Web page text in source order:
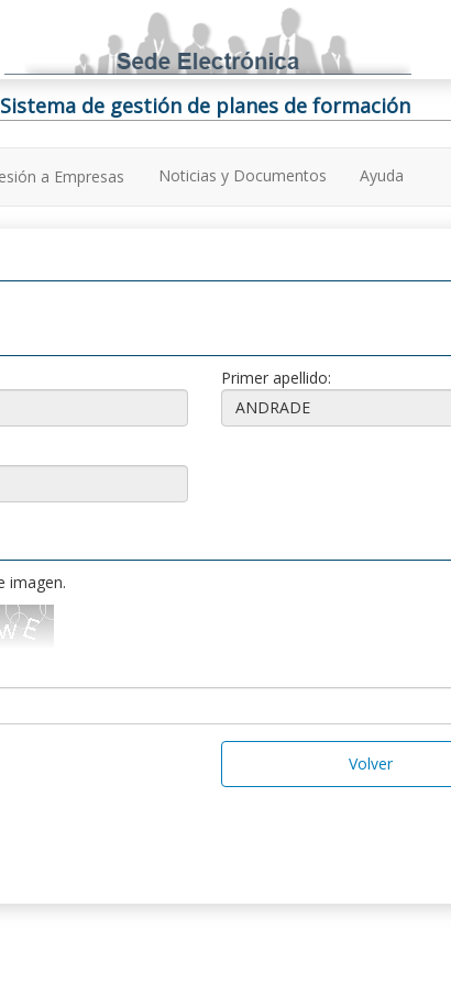
Sistema de gestión de planes de formación
a Empresas Noticias y Documentos Ayuda
Primer apellido:
imagen.
Volver